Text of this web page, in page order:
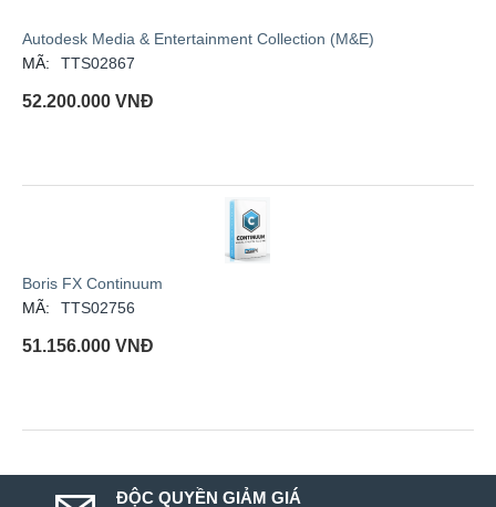
Autodesk Media & Entertainment Collection (M&E)
MÃ:
TTS02867
52.200.000 VNĐ
Boris FX Continuum
MÃ:
TTS02756
51.156.000 VNĐ
ĐỘC QUYỀN GIẢM GIÁ